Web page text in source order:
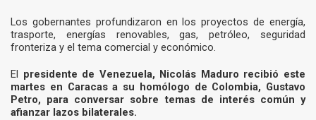
Los gobernantes profundizaron en los proyectos de energía,
trasporte, energías renovables, gas, petróleo, seguridad
fronteriza y el tema comercial y económico.
El presidente de Venezuela, Nicolás Maduro recibió este
martes en Caracas a su homólogo de Colombia, Gustavo
Petro, para conversar sobre temas de interés común y
afianzar lazos bilaterales.